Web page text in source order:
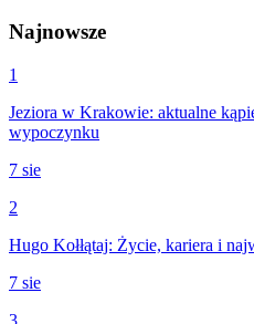
Najnowsze
1
Jeziora w Krakowie: aktualne
wypoczynku
7 sie
2
Hugo Kołłątaj: Życie, kariera i
7 sie
3